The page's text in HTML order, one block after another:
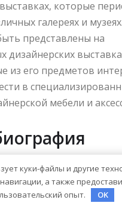
которые
галереях и
представлены на
дизайнерских
из его предметов
в
мебели и
Рамона?
родился в 1923 году в
куки-файлы и другие
а также
опыт.
OK